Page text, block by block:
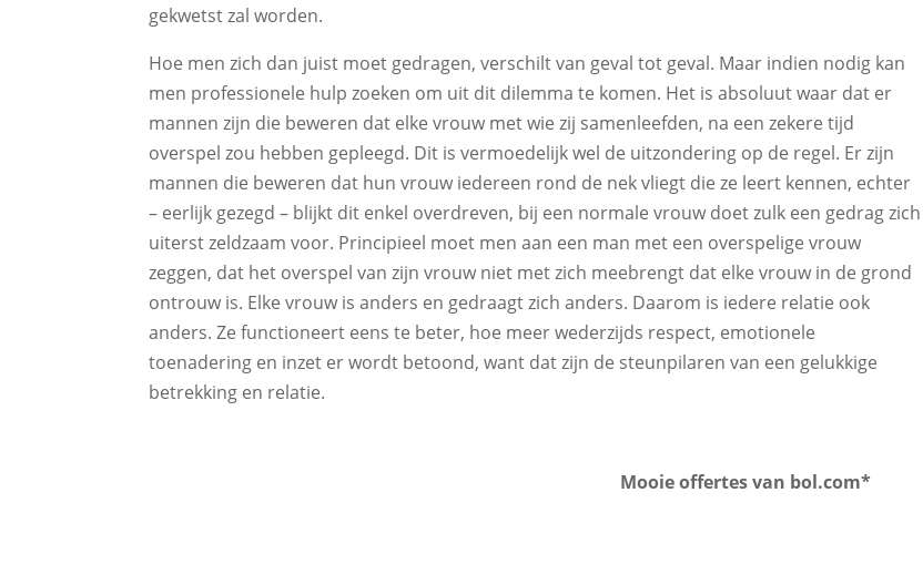
gekwetst zal worden.
Hoe men zich dan juist moet gedragen, verschilt van geval tot geval. Maar indien nodig kan
men professionele hulp zoeken om uit dit dilemma te komen. Het is absoluut waar dat er
mannen zijn die beweren dat elke vrouw met wie zij samenleefden, na een zekere tijd
overspel zou hebben gepleegd. Dit is vermoedelijk wel de uitzondering op de regel. Er zijn
mannen die beweren dat hun vrouw iedereen rond de nek vliegt die ze leert kennen, echter
– eerlijk gezegd – blijkt dit enkel overdreven, bij een normale vrouw doet zulk een gedrag zich
uiterst zeldzaam voor. Principieel moet men aan een man met een overspelige vrouw
zeggen, dat het overspel van zijn vrouw niet met zich meebrengt dat elke vrouw in de grond
ontrouw is. Elke vrouw is anders en gedraagt zich anders. Daarom is iedere relatie ook
anders. Ze functioneert eens te beter, hoe meer wederzijds respect, emotionele
toenadering en inzet er wordt betoond, want dat zijn de steunpilaren van een gelukkige
betrekking en relatie.
Mooie offertes van bol.com*